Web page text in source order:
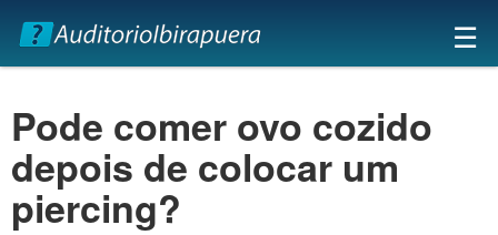
×
☰
Pode comer ovo cozido
depois de colocar um
piercing?